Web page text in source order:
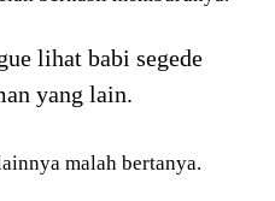
lihat babi segede
yang lain.
malah bertanya.